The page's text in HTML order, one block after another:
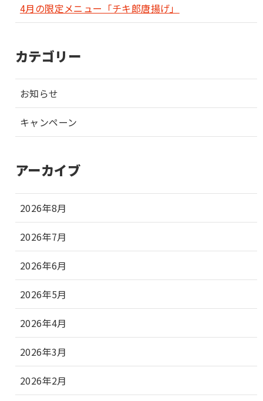
4月の限定メニュー「チキ郎唐揚げ」
カテゴリー
お知らせ
キャンペーン
アーカイブ
2026年8月
2026年7月
2026年6月
2026年5月
2026年4月
2026年3月
2026年2月